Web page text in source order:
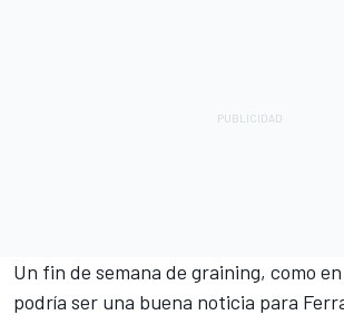
Un fin de semana de graining, como
podría ser una buena noticia para